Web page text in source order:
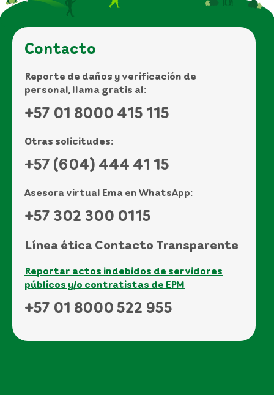
Contacto
Reporte de daños y verificación de
personal, llama gratis al:
+57 01 8000 415 115
Otras solicitudes:
+57 (604) 444 41 15
Asesora virtual Ema en WhatsApp:
+57 302 300 0115
Línea ética Contacto Transparente
Reportar actos indebidos de servidores
públicos y/o contratistas de EPM
+57 01 8000 522 955